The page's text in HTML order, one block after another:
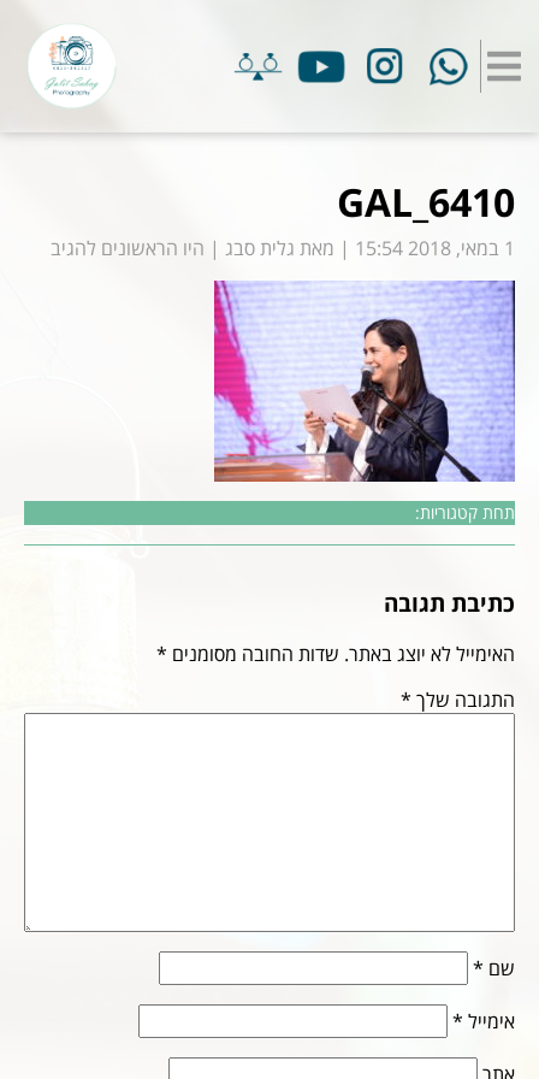
GAL_6410
1 במאי, 2018 15:54 | מאת גלית סבג | היו הראשונים להגיב
תחת קטגוריות:
כתיבת תגובה
האימייל לא יוצג באתר. שדות החובה מסומנים *
התגובה שלך *
שם *
אימייל *